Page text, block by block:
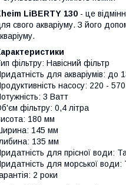
LiBERTY 130 - це
свого акваріуму. З його
фільтру: Навісний фільтр
для акваріумів: до
насосу: 220 - 570
3 Ватт
фільтру: 0,4 літра
180 мм
145 мм
135 мм
для прісної води:
для морської води:
2 роки